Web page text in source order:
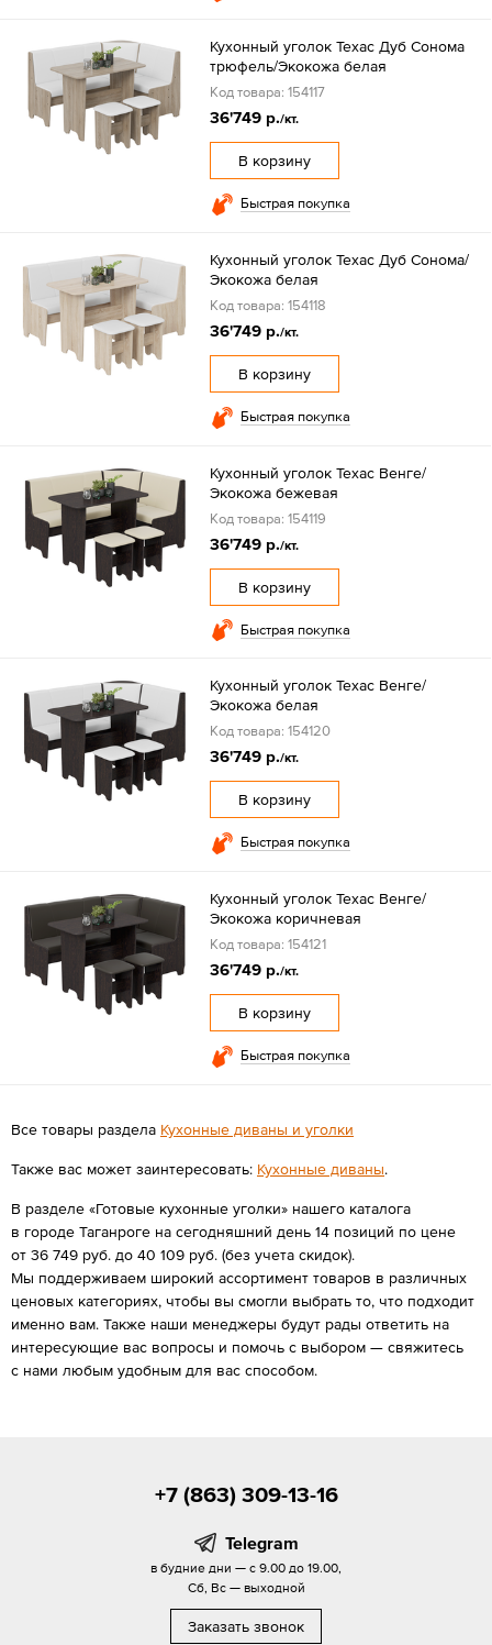
Кухонный уголок Техас Дуб Сонома
трюфель/Экокожа белая
Код товара: 154117
36'749 р./кт.
В корзину
Быстрая покупка
Кухонный уголок Техас Дуб Сонома/
Экокожа белая
Код товара: 154118
36'749 р./кт.
В корзину
Быстрая покупка
Кухонный уголок Техас Венге/
Экокожа бежевая
Код товара: 154119
36'749 р./кт.
В корзину
Быстрая покупка
Кухонный уголок Техас Венге/
Экокожа белая
Код товара: 154120
36'749 р./кт.
В корзину
Быстрая покупка
Кухонный уголок Техас Венге/
Экокожа коричневая
Код товара: 154121
36'749 р./кт.
В корзину
Быстрая покупка
Все товары раздела Кухонные диваны и уголки
Также вас может заинтересовать: Кухонные диваны.
В разделе «Готовые кухонные уголки» нашего каталога
в городе Таганроге на сегодняшний день 14 позиций по цене
от 36 749 руб. до 40 109 руб. (без учета скидок).
Мы поддерживаем широкий ассортимент товаров в различных
ценовых категориях, чтобы вы смогли выбрать то, что подходит
именно вам. Также наши менеджеры будут рады ответить на
интересующие вас вопросы и помочь с выбором — свяжитесь
с нами любым удобным для вас способом.
+7 (863) 309-13-16
Telegram
в будние дни — с 9.00 до 19.00,
Сб, Вс — выходной
Заказать звонок